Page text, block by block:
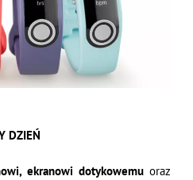
DZIEŃ
ekranowi dotykowemuoraz